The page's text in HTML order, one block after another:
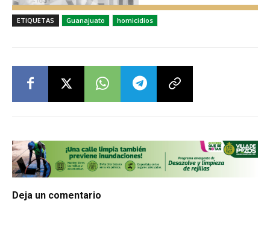
ETIQUETAS Guanajuato homicidios
Deja un comentario